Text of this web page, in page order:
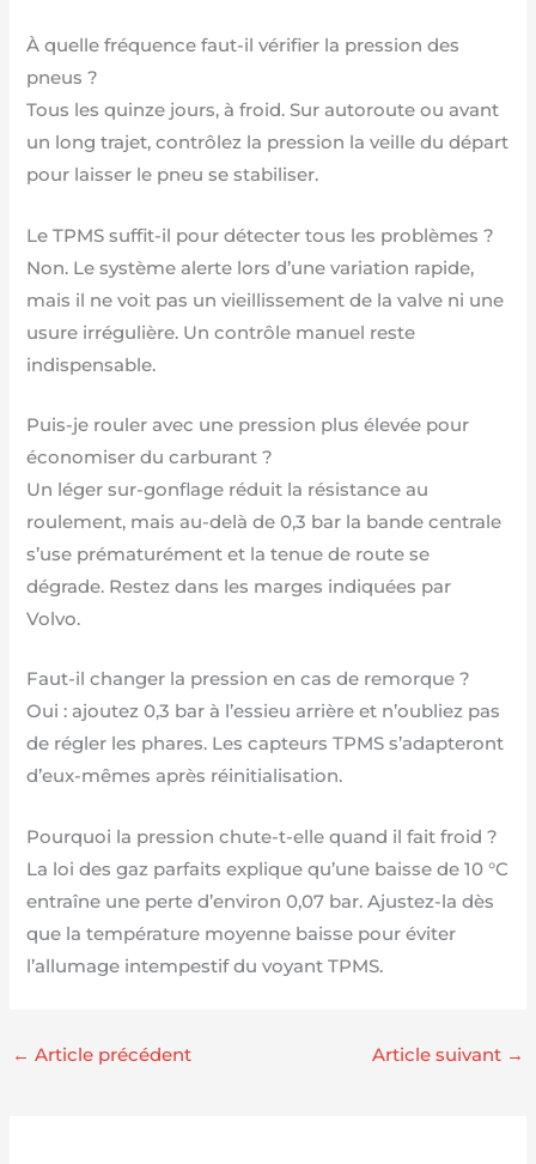
À quelle fréquence faut-il vérifier la pression des
pneus ?
Tous les quinze jours, à froid. Sur autoroute ou avant
un long trajet, contrôlez la pression la veille du départ
pour laisser le pneu se stabiliser.
Le TPMS suffit-il pour détecter tous les problèmes ?
Non. Le système alerte lors d’une variation rapide,
mais il ne voit pas un vieillissement de la valve ni une
usure irrégulière. Un contrôle manuel reste
indispensable.
Puis-je rouler avec une pression plus élevée pour
économiser du carburant ?
Un léger sur-gonflage réduit la résistance au
roulement, mais au-delà de 0,3 bar la bande centrale
s’use prématurément et la tenue de route se
dégrade. Restez dans les marges indiquées par
Volvo.
Faut-il changer la pression en cas de remorque ?
Oui : ajoutez 0,3 bar à l’essieu arrière et n’oubliez pas
de régler les phares. Les capteurs TPMS s’adapteront
d’eux-mêmes après réinitialisation.
Pourquoi la pression chute-t-elle quand il fait froid ?
La loi des gaz parfaits explique qu’une baisse de 10 °C
entraîne une perte d’environ 0,07 bar. Ajustez-la dès
que la température moyenne baisse pour éviter
l’allumage intempestif du voyant TPMS.
← Article précédent Article suivant →